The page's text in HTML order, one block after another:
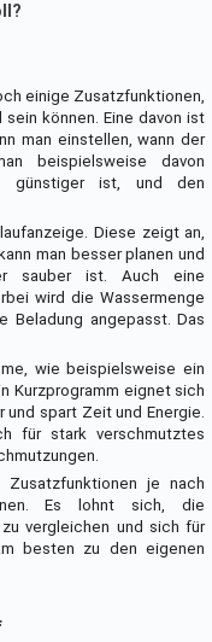
einige Zusatzfunktionen,
können. Eine davon ist
man einstellen, wann der
beispielsweise davon
günstiger ist, und den
Diese zeigt an,
man besser planen und
sauber ist. Auch eine
wird die Wassermenge
Beladung angepasst. Das
wie beispielsweise ein
Kurzprogramm eignet sich
spart Zeit und Energie.
für stark verschmutztes
je nach
Es lohnt sich, die
vergleichen und sich für
besten zu den eigenen